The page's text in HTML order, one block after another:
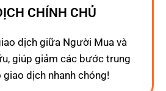
CHÍNH CHỦ
dịch giữa Người Mua và
giúp giảm các bước trung
giao dịch nhanh chóng!